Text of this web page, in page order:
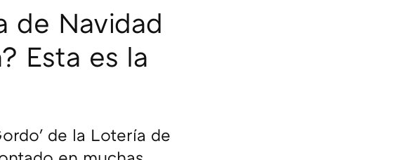
de Navidad
Esta es la
de la Lotería de